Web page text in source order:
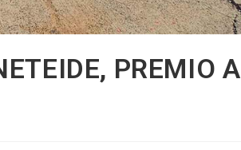
PREMIO A